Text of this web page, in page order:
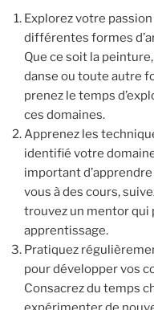
Explorez votre
différentes formes
Que ce soit la
danse ou toute autre
prenez le temps
ces domaines.
Apprenez les
identifié votre
important
vous à des cours,
trouvez un mentor qui
apprentissage.
Pratiquez
pour développer vos
Consacrez du temps